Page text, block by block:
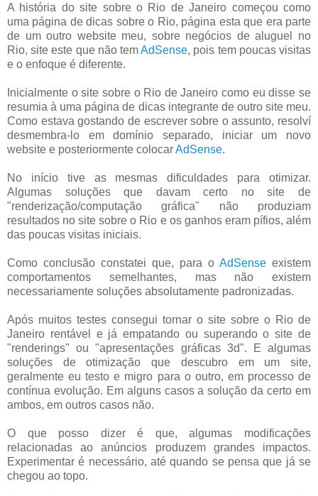
A história do site sobre o Rio de Janeiro começou como
uma página de dicas sobre o Rio, página esta que era parte
de um outro website meu, sobre negócios de aluguel no
Rio, site este que não temAdSense, pois tem poucas visitas
e o enfoque é diferente.
Inicialmente o site sobre o Rio de Janeiro como eu disse se
resumia à uma página de dicas integrante de outro site meu.
Como estava gostando de escrever sobre o assunto, resolví
desmembra-lo em domínio separado, iniciar um novo
website e posteriormente colocarAdSense.
No início tive as mesmas dificuldades para otimizar.
Algumas soluções que davam certo no site de
"renderização/computação gráfica" não produziam
resultados no site sobre o Rio e os ganhos eram pífios, além
das poucas visitas iniciais.
Como conclusão constatei que, para o AdSense existem
comportamentos semelhantes, mas não existem
necessariamente soluções absolutamente padronizadas.
Após muitos testes consegui tornar o site sobre o Rio de
Janeiro rentável e já empatando ou superando o site de
"renderings" ou "apresentações gráficas 3d". E algumas
soluções de otimização que descubro em um site,
geralmente eu testo e migro para o outro, em processo de
contínua evolução. Em alguns casos a solução da certo em
ambos, em outros casos não.
O que posso dizer é que, algumas modificações
relacionadas ao anúncios produzem grandes impactos.
Experimentar é necessário, até quando se pensa que já se
chegou ao topo.